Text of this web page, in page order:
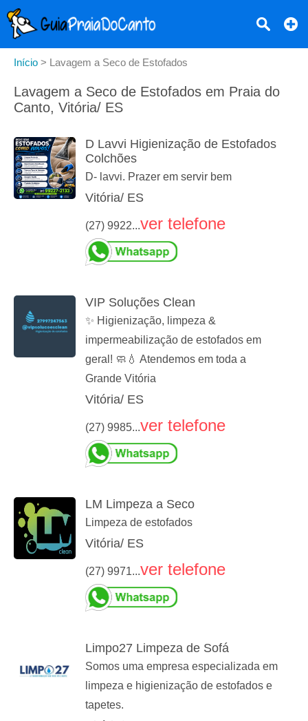
Início > Lavagem a Seco de Estofados
Lavagem a Seco de Estofados em Praia do
Canto, Vitória/ ES
D Lavvi Higienização de Estofados
Colchões
D- lavvi. Prazer em servir bem
Vitória/ ES
(27) 9922...ver telefone
VIP Soluções Clean
✨ Higienização, limpeza &
impermeabilização de estofados em
geral! 🧼💧 Atendemos em toda a
Grande Vitória
Vitória/ ES
(27) 9985...ver telefone
LM Limpeza a Seco
Limpeza de estofados
Vitória/ ES
(27) 9971...ver telefone
Limpo27 Limpeza de Sofá
Somos uma empresa especializada em
limpeza e higienização de estofados e
tapetes.